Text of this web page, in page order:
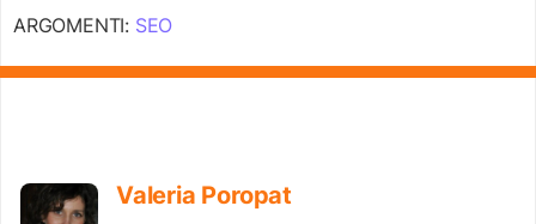
ARGOMENTI: SEO
Valeria Poropat